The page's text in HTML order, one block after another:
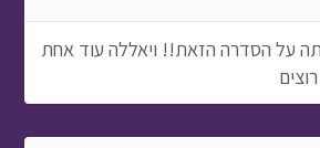
על הסדרה הזאת!! ויאללה עוד אחת